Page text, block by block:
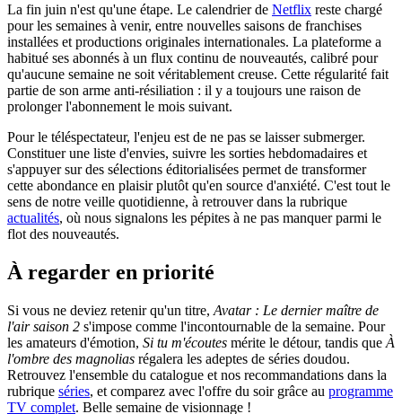
La fin juin n'est qu'une étape. Le calendrier de Netflix reste chargé
pour les semaines à venir, entre nouvelles saisons de franchises
installées et productions originales internationales. La plateforme a
habitué ses abonnés à un flux continu de nouveautés, calibré pour
qu'aucune semaine ne soit véritablement creuse. Cette régularité fait
partie de son arme anti-résiliation : il y a toujours une raison de
prolonger l'abonnement le mois suivant.
Pour le téléspectateur, l'enjeu est de ne pas se laisser submerger.
Constituer une liste d'envies, suivre les sorties hebdomadaires et
s'appuyer sur des sélections éditorialisées permet de transformer
cette abondance en plaisir plutôt qu'en source d'anxiété. C'est tout le
sens de notre veille quotidienne, à retrouver dans la rubrique
actualités, où nous signalons les pépites à ne pas manquer parmi le
flot des nouveautés.
À regarder en priorité
Si vous ne deviez retenir qu'un titre, Avatar : Le dernier maître de
l'air saison 2 s'impose comme l'incontournable de la semaine. Pour
les amateurs d'émotion, Si tu m'écoutes mérite le détour, tandis que À
l'ombre des magnolias régalera les adeptes de séries doudou.
Retrouvez l'ensemble du catalogue et nos recommandations dans la
rubrique séries, et comparez avec l'offre du soir grâce au programme
TV complet. Belle semaine de visionnage !